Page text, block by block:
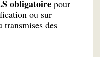
obligatoire pour
ou sur
transmises des